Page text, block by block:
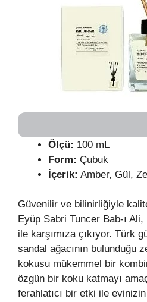
Ölçü: 100 mL
Form: Çubuk
İçerik: Amber, Gül,
Güvenilir ve bilinirliğiyle
Eyüp Sabri Tuncer Bab-ı
ile karşımıza çıkıyor. Türk
sandal ağacının bulunduğu
kokusu mükemmel bir
özgün bir koku katmayı
ferahlatıcı bir etki ile